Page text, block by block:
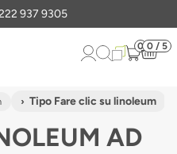
937 9305
0 0 / 5
Tipo Fare clic su linoleum
AD